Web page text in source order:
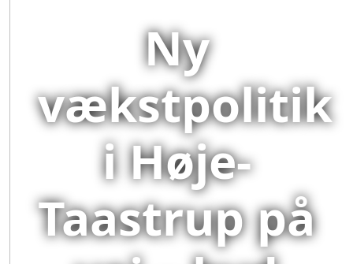
Ny
vækstpolitik
i Høje-
Taastrup på